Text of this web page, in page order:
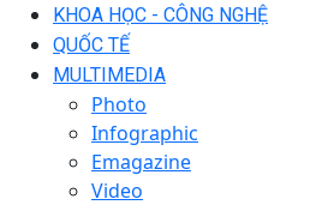
KHOA HỌC - CÔNG NGHỆ
QUỐC TẾ
MULTIMEDIA
Photo
Infographic
Emagazine
Video